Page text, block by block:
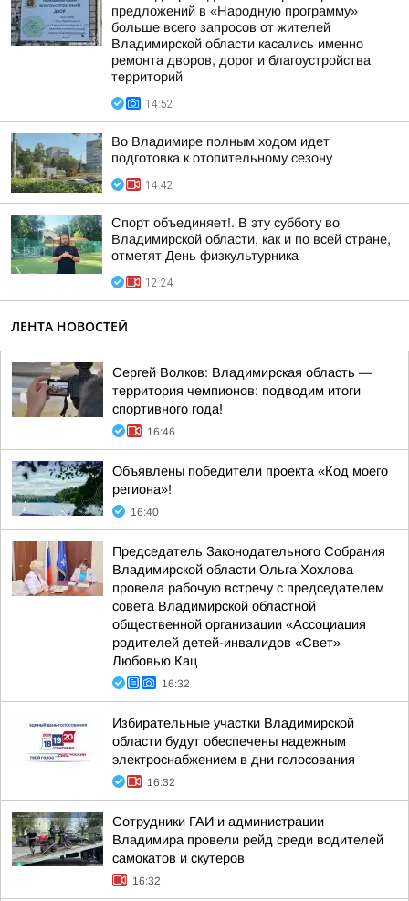
предложений в «Народную программу»
больше всего запросов от жителей
Владимирской области касались именно
ремонта дворов, дорог и благоустройства
территорий
14:52
Во Владимире полным ходом идет
подготовка к отопительному сезону
14:42
Спорт объединяет!. В эту субботу во
Владимирской области, как и по всей стране,
отметят День физкультурника
12:24
ЛЕНТА НОВОСТЕЙ
Сергей Волков: Владимирская область —
территория чемпионов: подводим итоги
спортивного года!
16:46
Объявлены победители проекта «Код моего
региона»!
16:40
Председатель Законодательного Собрания
Владимирской области Ольга Хохлова
провела рабочую встречу с председателем
совета Владимирской областной
общественной организации «Ассоциация
родителей детей-инвалидов «Свет»
Любовью Кац
16:32
Избирательные участки Владимирской
области будут обеспечены надежным
электроснабжением в дни голосования
16:32
Сотрудники ГАИ и администрации
Владимира провели рейд среди водителей
самокатов и скутеров
16:32